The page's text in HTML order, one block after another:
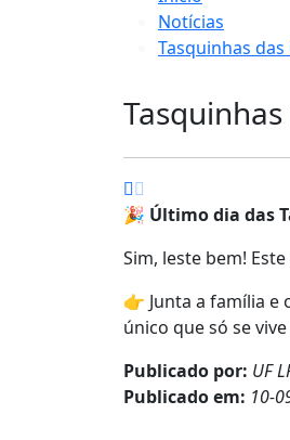
Notícias
Tasquinhas das
🎉 Último dia das
Sim, leste bem! Este
👉 Junta a família e
único que só se
Publicado por: UF
Publicado em: 10-